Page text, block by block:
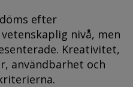
efter
nivå, men
Kreativitet,
användbarhet och